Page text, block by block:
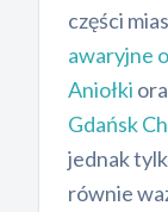
części
awaryjne
Aniołki
Gdańsk
jednak
równie